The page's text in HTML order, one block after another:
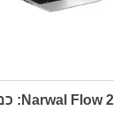
Narwal Flow 2: כמעט בלי נקודות תורפה